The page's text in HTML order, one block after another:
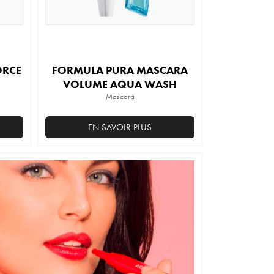
FORMULA PURA MASCARA
VOLUME AQUA WASH
Mascara
EN SAVOIR PLUS